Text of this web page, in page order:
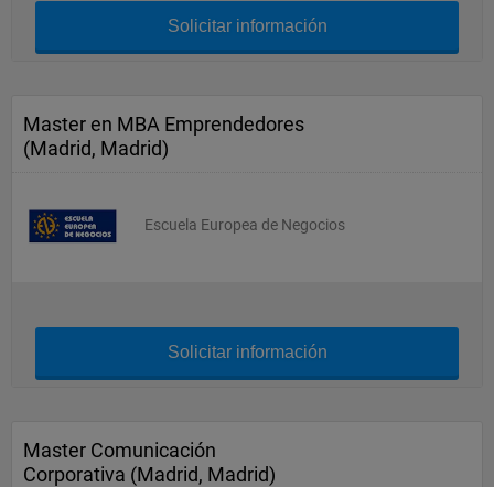
Solicitar información
Master en MBA Emprendedores
(Madrid, Madrid)
Escuela Europea de Negocios
Solicitar información
Master Comunicación
Corporativa (Madrid, Madrid)